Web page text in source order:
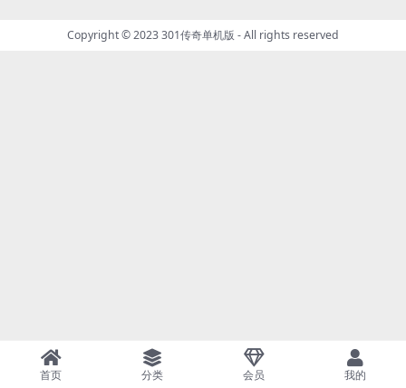
Copyright © 2023301传奇单机版 - All rights reserved
首页 分类 会员 我的